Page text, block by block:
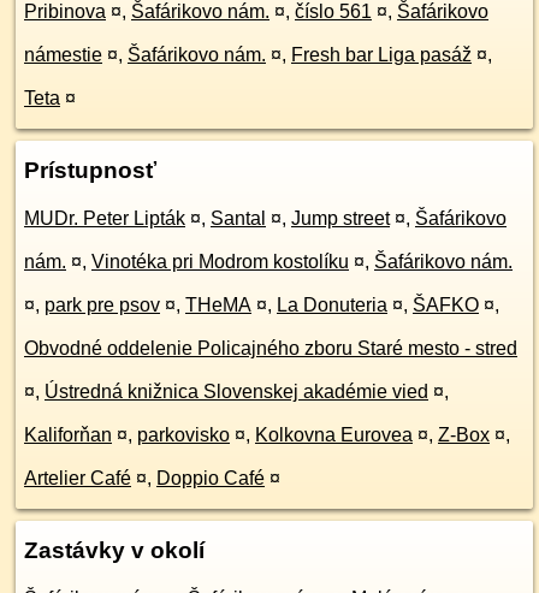
Pribinova ¤, Šafárikovo nám. ¤, číslo 561 ¤, Šafárikovo
námestie ¤, Šafárikovo nám. ¤, Fresh bar Liga pasáž ¤,
Teta ¤
Prístupnosť
MUDr. Peter Lipták ¤, Santal ¤, Jump street ¤, Šafárikovo
nám. ¤, Vinotéka pri Modrom kostolíku ¤, Šafárikovo nám.
¤, park pre psov ¤, THeMA ¤, La Donuteria ¤, ŠAFKO ¤,
Obvodné oddelenie Policajného zboru Staré mesto - stred
¤, Ústredná knižnica Slovenskej akadémie vied ¤,
Kaliforňan ¤, parkovisko ¤, Kolkovna Eurovea ¤, Z-Box ¤,
Artelier Café ¤, Doppio Café ¤
Zastávky v okolí